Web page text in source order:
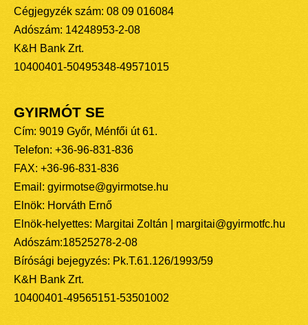
Cégjegyzék szám: 08 09 016084
Adószám: 14248953-2-08
K&H Bank Zrt.
10400401-50495348-49571015
GYIRMÓT SE
Cím: 9019 Győr, Ménfői út 61.
Telefon: +36-96-831-836
FAX: +36-96-831-836
Email: gyirmotse@gyirmotse.hu
Elnök: Horváth Ernő
Elnök-helyettes: Margitai Zoltán | margitai@gyirmotfc.hu
Adószám:18525278-2-08
Bírósági bejegyzés: Pk.T.61.126/1993/59
K&H Bank Zrt.
10400401-49565151-53501002